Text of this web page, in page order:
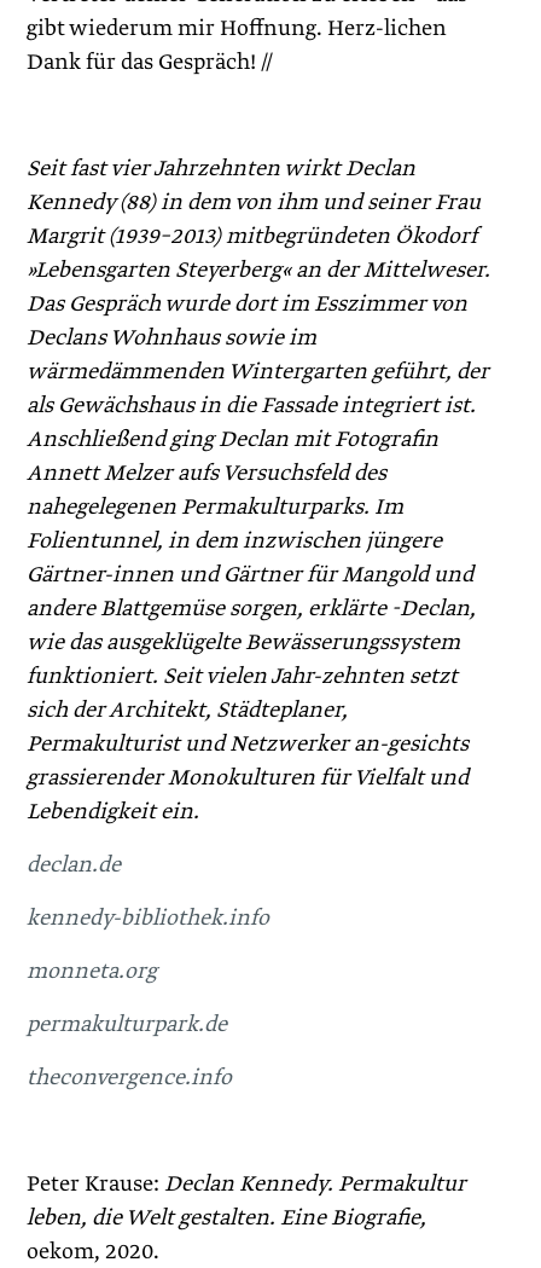
gibt wiederum mir Hoffnung. Herz-lichen
Dank für das Gespräch! //
Seit fast vier Jahrzehnten wirkt Declan
Kennedy (88) in dem von ihm und seiner Frau
Margrit (1939–2013) mitbegründeten Ökodorf
»Lebensgarten Steyerberg« an der Mittelweser.
Das Gespräch wurde dort im Esszimmer von
Declans Wohnhaus sowie im
wärmedämmenden Wintergarten geführt, der
als Gewächshaus in die Fassade integriert ist.
Anschließend ging Declan mit Fotografin
Annett Melzer aufs Versuchsfeld des
nahegelegenen Permakulturparks. Im
Folientunnel, in dem inzwischen jüngere
Gärtner-innen und Gärtner für Mangold und
andere Blattgemüse sorgen, erklärte -Declan,
wie das ausgeklügelte Bewässerungssystem
funktioniert. Seit vielen Jahr-zehnten setzt
sich der Architekt, Städteplaner,
Permakulturist und Netzwerker an-gesichts
grassierender Monokulturen für Vielfalt und
Lebendigkeit ein.
declan.de
kennedy-bibliothek.info
monneta.org
permakulturpark.de
theconvergence.info
Peter Krause:Declan Kennedy. Permakultur
leben, die Welt gestalten.Eine Biografie,
oekom, 2020.